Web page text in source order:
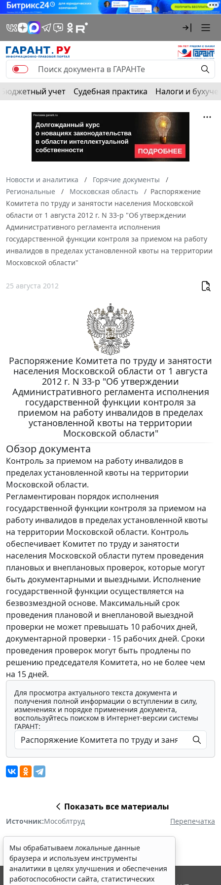
Бюджетный учет Судебная практика Налоги и
Новости и аналитика
Горячие документы
Региональные
Московская область
Распоряжение
Комитета по труду и занятости населения Московской
области от 1 августа 2012 г. N 33-р "Об утверждении
Административного регламента исполнения
государственной функции контроля за приемом на работу
инвалидов в пределах установленной квоты на территории
Московской области"
25 августа 2012
Распоряжение Комитета по труду и занятости
населения Московской области от 1 августа
2012 г. N 33-р "Об утверждении
Административного регламента исполнения
государственной функции контроля за
приемом на работу инвалидов в пределах
установленной квоты на территории
Московской области"
Обзор документа
Контроль за приемом на работу инвалидов в
пределах установленной квоты на территории
Московской области.
Регламентирован порядок исполнения
государственной функции контроля за приемом на
работу инвалидов в пределах установленной квоты
на территории Московской области. Контроль
обеспечивает Комитет по труду и занятости
населения Московской области путем проведения
плановых и внеплановых проверок, которые могут
быть документарными и выездными. Исполнение
государственной функции осуществляется на
безвозмездной основе. Максимальный срок
проведения плановой и внеплановой выездной
проверки не может превышать 10 рабочих дней,
документарной проверки - 15 рабочих дней. Сроки
проведения проверок могут быть продлены по
решению председателя Комитета, но не более чем
на 15 дней.
Для просмотра актуального текста документа и
получения полной информации о вступлении в силу,
изменениях и порядке применения документа,
воспользуйтесь поиском в Интернет-версии системы
ГАРАНТ:
Показать все материалы
Источник:Мособлтруд Перепечатка
Мы обрабатываем локальные данные
браузера и используем инструменты
аналитики в целях улучшения и обеспечения
работоспособности сайта, статистических